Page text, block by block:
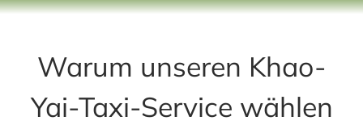
Warum unseren Khao-
Yai-Taxi-Service wählen